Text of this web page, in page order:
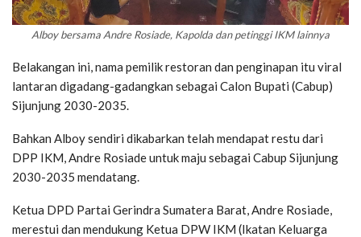
Alboy bersama Andre Rosiade, Kapolda dan petinggi IKM lainnya
Belakangan ini, nama pemilik restoran dan penginapan itu viral
lantaran digadang-gadangkan sebagai Calon Bupati (Cabup)
Sijunjung 2030-2035.
Bahkan Alboy sendiri dikabarkan telah mendapat restu dari
DPP IKM, Andre Rosiade untuk maju sebagai Cabup Sijunjung
2030-2035 mendatang.
Ketua DPD Partai Gerindra Sumatera Barat, Andre Rosiade,
merestui dan mendukung Ketua DPW IKM (Ikatan Keluarga